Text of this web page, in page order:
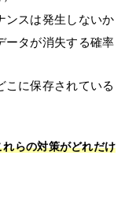
ンスは発生しないか
ータが消失する確率
こに保存されている
らの対策がどれだけ